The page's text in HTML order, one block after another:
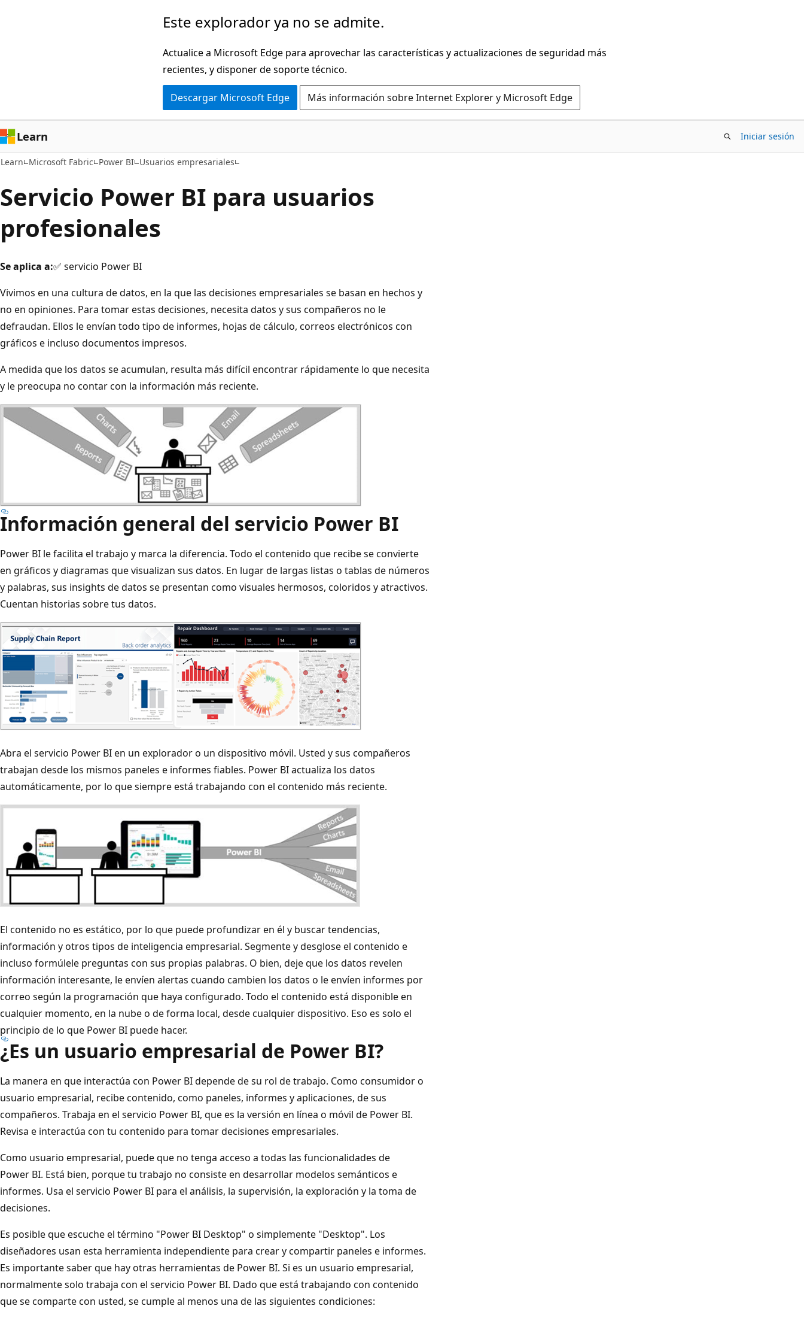
Este explorador ya no se admite.
Actualice a Microsoft Edge para aprovechar las características y actualizaciones de seguridad más
recientes, y disponer de soporte técnico.
Descargar Microsoft Edge Más información sobre Internet Explorer y Microsoft Edge
Learn Iniciar sesión
Learn Microsoft Fabric Power BI Usuarios empresariales
Servicio Power BI para usuarios
profesionales
Se aplica a:✅ servicio Power BI
Vivimos en una cultura de datos, en la que las decisiones empresariales se basan en hechos y
no en opiniones. Para tomar estas decisiones, necesita datos y sus compañeros no le
defraudan. Ellos le envían todo tipo de informes, hojas de cálculo, correos electrónicos con
gráficos e incluso documentos impresos.
A medida que los datos se acumulan, resulta más difícil encontrar rápidamente lo que necesita
y le preocupa no contar con la información más reciente.
Información general del servicio Power BI
Power BI le facilita el trabajo y marca la diferencia. Todo el contenido que recibe se convierte
en gráficos y diagramas que visualizan sus datos. En lugar de largas listas o tablas de números
y palabras, sus insights de datos se presentan como visuales hermosos, coloridos y atractivos.
Cuentan historias sobre tus datos.
Abra el servicio Power BI en un explorador o un dispositivo móvil. Usted y sus compañeros
trabajan desde los mismos paneles e informes fiables. Power BI actualiza los datos
automáticamente, por lo que siempre está trabajando con el contenido más reciente.
El contenido no es estático, por lo que puede profundizar en él y buscar tendencias,
información y otros tipos de inteligencia empresarial. Segmente y desglose el contenido e
incluso formúlele preguntas con sus propias palabras. O bien, deje que los datos revelen
información interesante, le envíen alertas cuando cambien los datos o le envíen informes por
correo según la programación que haya configurado. Todo el contenido está disponible en
cualquier momento, en la nube o de forma local, desde cualquier dispositivo. Eso es solo el
principio de lo que Power BI puede hacer.
¿Es un usuario empresarial de Power BI?
La manera en que interactúa con Power BI depende de su rol de trabajo. Como consumidor o
usuario empresarial, recibe contenido, como paneles, informes y aplicaciones, de sus
compañeros. Trabaja en el servicio Power BI, que es la versión en línea o móvil de Power BI.
Revisa e interactúa con tu contenido para tomar decisiones empresariales.
Como usuario empresarial, puede que no tenga acceso a todas las funcionalidades de
Power BI. Está bien, porque tu trabajo no consiste en desarrollar modelos semánticos e
informes. Usa el servicio Power BI para el análisis, la supervisión, la exploración y la toma de
decisiones.
Es posible que escuche el término "Power BI Desktop" o simplemente "Desktop". Los
diseñadores usan esta herramienta independiente para crear y compartir paneles e informes.
Es importante saber que hay otras herramientas de Power BI. Si es un usuario empresarial,
normalmente solo trabaja con el servicio Power BI. Dado que está trabajando con contenido
que se comparte con usted, se cumple al menos una de las siguientes condiciones: